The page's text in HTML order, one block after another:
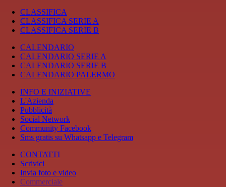
CLASSIFICA
CLASSIFICA SERIE A
CLASSIFICA SERIE B
CALENDARIO
CALENDARIO SERIE A
CALENDARIO SERIE B
CALENDARIO PALERMO
INFO E INIZIATIVE
L'Azienda
Pubblicità
Social Network
Community Facebook
Sms gratis su Whatsapp e Telegram
CONTATTI
Scrivici
Invia foto e video
Commerciale